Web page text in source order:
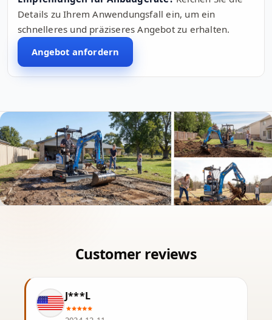
Details zu Ihrem Anwendungsfall ein, um ein
schnelleres und präziseres Angebot zu erhalten.
Angebot anfordern
J***L